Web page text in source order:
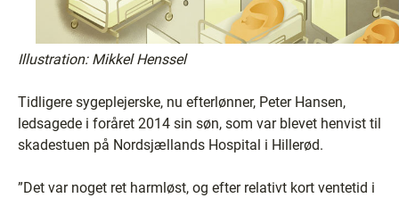
Illustration: Mikkel Henssel
Tidligere sygeplejerske, nu efterlønner, Peter Hansen,
ledsagede i foråret 2014 sin søn, som var blevet henvist til
skadestuen på Nordsjællands Hospital i Hillerød.
”Det var noget ret harmløst, og efter relativt kort ventetid i